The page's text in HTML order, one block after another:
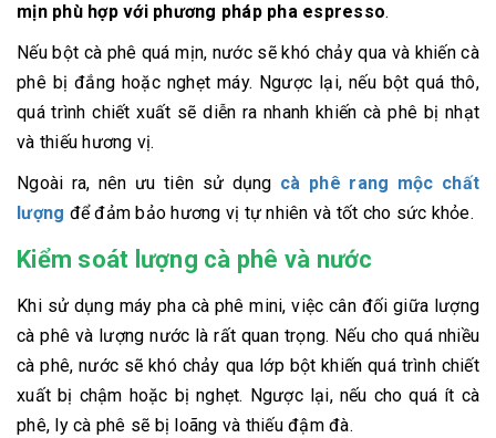
mịn phù hợp với phương pháp pha espresso.
Nếu bột cà phê quá mịn, nước sẽ khó chảy qua và khiến cà
phê bị đắng hoặc nghẹt máy. Ngược lại, nếu bột quá thô,
quá trình chiết xuất sẽ diễn ra nhanh khiến cà phê bị nhạt
và thiếu hương vị.
Ngoài ra, nên ưu tiên sử dụng cà phê rang mộc chất
lượng để đảm bảo hương vị tự nhiên và tốt cho sức khỏe.
Kiểm soát lượng cà phê và nước
Khi sử dụng máy pha cà phê mini, việc cân đối giữa lượng
cà phê và lượng nước là rất quan trọng. Nếu cho quá nhiều
cà phê, nước sẽ khó chảy qua lớp bột khiến quá trình chiết
xuất bị chậm hoặc bị nghẹt. Ngược lại, nếu cho quá ít cà
phê, ly cà phê sẽ bị loãng và thiếu đậm đà.